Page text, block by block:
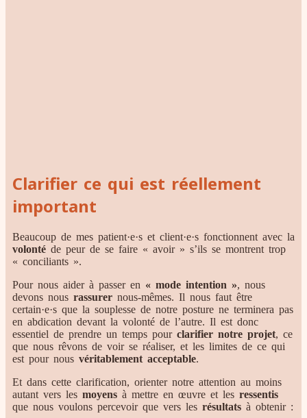
Clarifier ce qui est réellement
important
Beaucoup de mes patient·e·s et client·e·s fonctionnent avec la
volonté de peur de se faire « avoir » s’ils se montrent trop
« conciliants ».
Pour nous aider à passer en « mode intention », nous
devons nous rassurer nous-mêmes. Il nous faut être
certain·e·s que la souplesse de notre posture ne terminera pas
en abdication devant la volonté de l’autre. Il est donc
essentiel de prendre un temps pour clarifier notre projet, ce
que nous rêvons de voir se réaliser, et les limites de ce qui
est pour nous véritablement acceptable.
Et dans cette clarification, orienter notre attention au moins
autant vers les moyens à mettre en œuvre et les ressentis
que nous voulons percevoir que vers les résultats à obtenir :